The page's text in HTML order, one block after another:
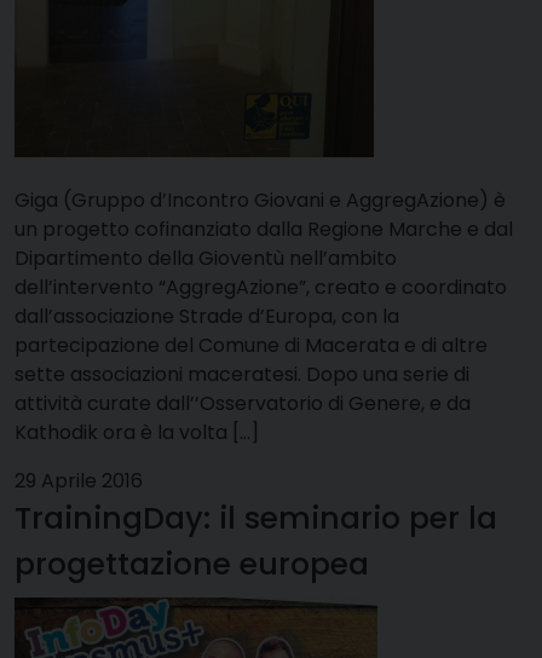
Giga (Gruppo d’Incontro Giovani e AggregAzione) è
un progetto cofinanziato dalla Regione Marche e dal
Dipartimento della Gioventù nell’ambito
dell’intervento “AggregAzione”, creato e coordinato
dall’associazione Strade d’Europa, con la
partecipazione del Comune di Macerata e di altre
sette associazioni maceratesi. Dopo una serie di
attività curate dall’’Osservatorio di Genere, e da
Kathodik ora è la volta […]
29 Aprile 2016
TrainingDay: il seminario per la
progettazione europea